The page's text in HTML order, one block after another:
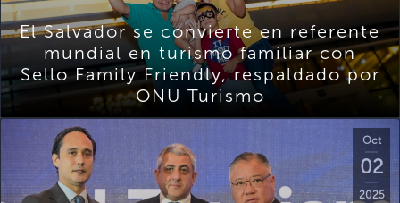
El Salvador se convierte en referente
mundial en turismo familiar con
Sello Family Friendly, respaldado por
ONU Turismo
Oct
02
2025